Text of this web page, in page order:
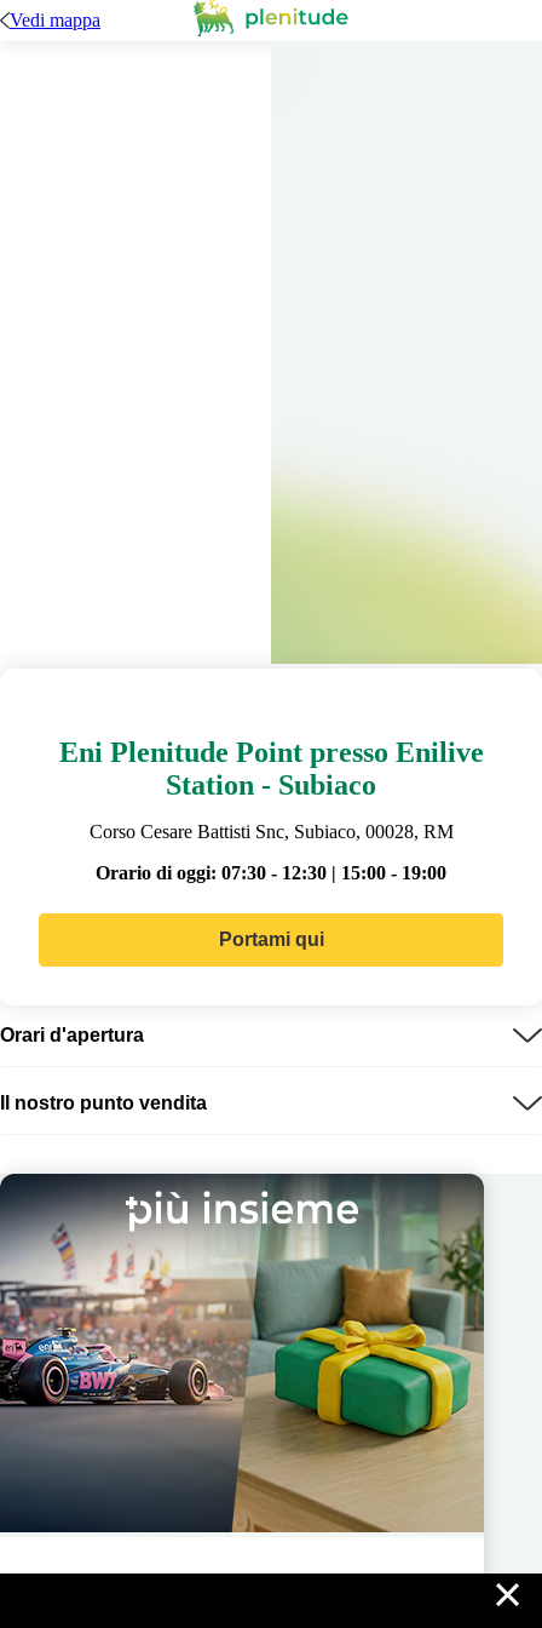
×
Vedi mappa
Eni Plenitude Point presso Enilive
Station - Subiaco
Corso Cesare Battisti Snc, Subiaco, 00028, RM
Orario di oggi: 07:30 - 12:30 | 15:00 - 19:00
Portami qui
Orari d'apertura
Il nostro punto vendita